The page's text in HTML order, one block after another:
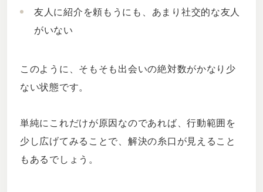
友人に紹介を頼もうにも、あまり社交的な友人
がいない
このように、そもそも出会いの絶対数がかなり少
ない状態です。
単純にこれだけが原因なのであれば、行動範囲を
少し広げてみることで、解決の糸口が見えること
もあるでしょう。